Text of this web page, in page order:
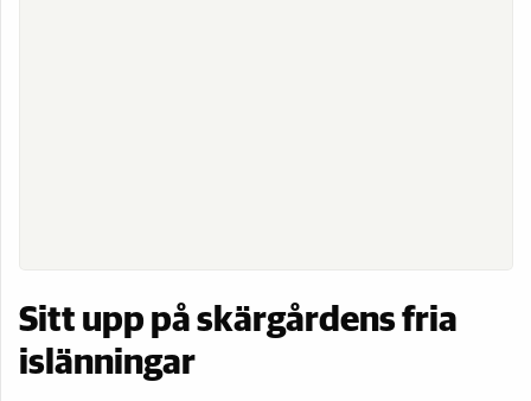
Sitt upp på skärgårdens fria
islänningar